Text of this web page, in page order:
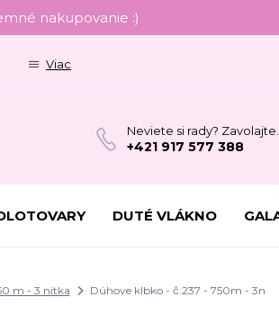
nakupovanie :)
Viac
Neviete si rady? Zavolajte.
+421 917 577 388
DUTÉ VLÁKNO
m - 3 nitka Dúhove klbko - č.237 - 750m - 3n